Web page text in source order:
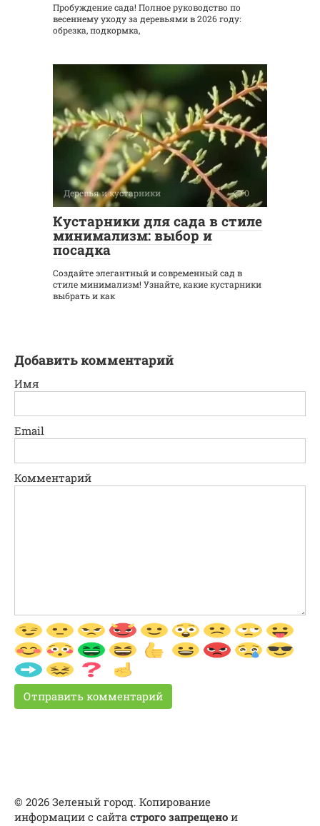
Пробуждение сада! Полное руководство по
весеннему уходу за деревьями в 2026 году:
обрезка, подкормка,
Деревья и кустарники 0
Кустарники для сада в стиле
минимализм: выбор и
посадка
Создайте элегантный и современный сад в
стиле минимализм! Узнайте, какие кустарники
выбрать и как
Добавить комментарий
Имя
Email
Комментарий
© 2026 Зеленый город. Копирование
информации с сайта строго запрещено и